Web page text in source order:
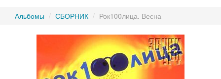
Альбомы СБОРНИК Рок100лица. Весна